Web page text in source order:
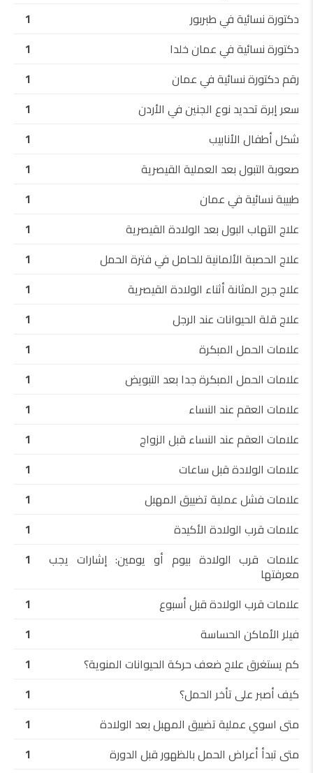
دكتورة نسائية في طبربور
1
دكتورة نسائية في عمان خلدا
1
رقم دكتورة نسائية في عمان
1
سعر إبرة تحديد نوع الجنين في الأردن
1
شكل أطفال الأنابيب
1
صعوبة التبول بعد العملية القيصرية
1
طبيبة نسائية في عمان
1
علاج التهاب البول بعد الولادة القيصرية
1
علاج الحصبة الألمانية للحامل في فترة الحمل
1
علاج جرح المثانة أثناء الولادة القيصرية
1
علاج قلة الحيوانات عند الرجل
1
علامات الحمل المبكرة
1
علامات الحمل المبكرة جدا بعد التبويض
1
علامات العقم عند النساء
1
علامات العقم عند النساء قبل الزواج
1
علامات الولادة قبل ساعات
1
علامات فشل عملية تضييق المهبل
1
علامات قرب الولادة الأكيدة
1
علامات قرب الولادة بيوم أو يومين: إشارات يجب
معرفتها
1
علامات قرب الولادة قبل أسبوع
1
فيلر الأماكن الحساسة
1
كم يستغرق علاج ضعف حركة الحيوانات المنوية؟
1
كيف أصبر على تأخر الحمل؟
1
متى اسوي عملية تضييق المهبل بعد الولادة
1
متى تبدأ أعراض الحمل بالظهور قبل الدورة
1